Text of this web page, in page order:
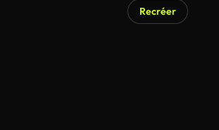
Recréer